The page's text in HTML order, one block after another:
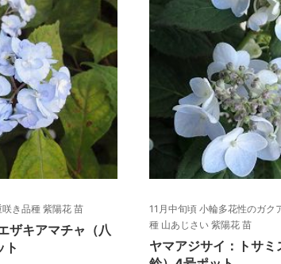
き品種 紫陽花 苗
ザキアマチャ（八
ト
11月中旬頃 小輪多花性のガク
種 山あじさい 紫陽花 苗
ヤマアジサイ：トサミ